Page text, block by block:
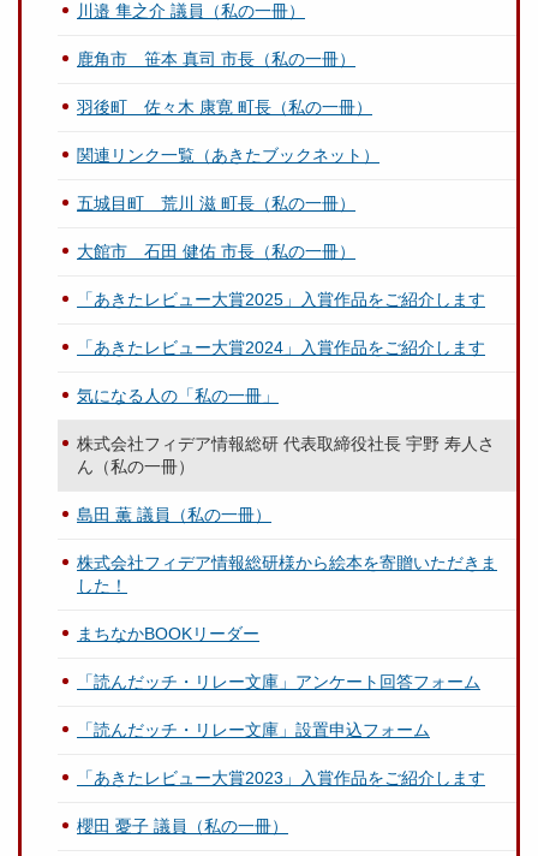
川邉 隼之介 議員（私の一冊）
鹿角市 笹本 真司 市長（私の一冊）
羽後町 佐々木 康寛 町長（私の一冊）
関連リンク一覧（あきたブックネット）
五城目町 荒川 滋 町長（私の一冊）
大館市 石田 健佑 市長（私の一冊）
「あきたレビュー大賞2025」入賞作品をご紹介します
「あきたレビュー大賞2024」入賞作品をご紹介します
気になる人の「私の一冊」
株式会社フィデア情報総研 代表取締役社長 宇野 寿人さ
ん（私の一冊）
島田 薫 議員（私の一冊）
株式会社フィデア情報総研様から絵本を寄贈いただきま
した！
まちなかBOOKリーダー
「読んだッチ・リレー文庫」アンケート回答フォーム
「読んだッチ・リレー文庫」設置申込フォーム
「あきたレビュー大賞2023」入賞作品をご紹介します
櫻田 憂子 議員（私の一冊）